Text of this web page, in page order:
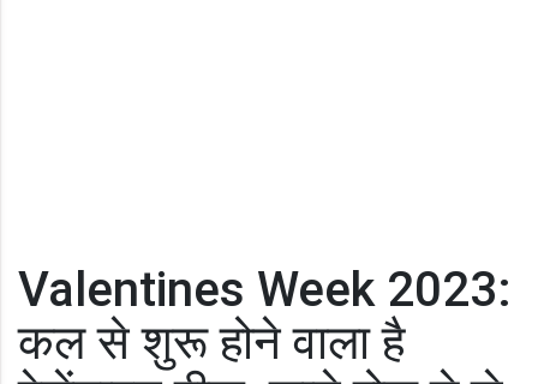
Valentines Week 2023:
कल से शुरू होने वाला है